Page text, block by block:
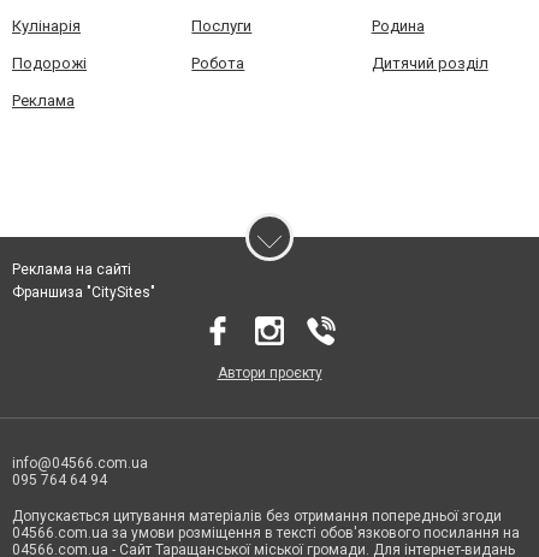
Кулінарія Послуги Родина
Подорожі Робота Дитячий розділ
Реклама
Реклама на сайті
Франшиза "CitySites"
Автори проєкту
info@04566.com.ua
095 764 64 94
Допускається цитування матеріалів без отримання попередньої згоди
04566.com.ua за умови розміщення в тексті обов'язкового посилання на
04566.com.ua - Cайт Таращанської міської громади. Для інтернет-видань